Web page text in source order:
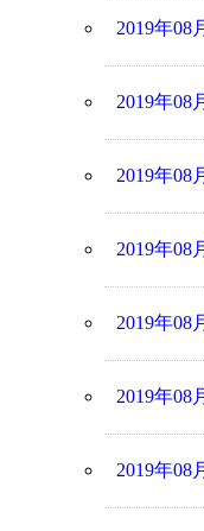
2019年08
2019年08
2019年08
2019年08
2019年08
2019年08
2019年08